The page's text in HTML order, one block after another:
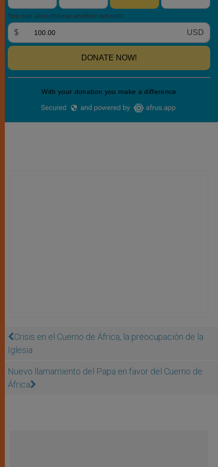
Crisis en el Cuerno de África, la preocupación de la
Iglesia
Nuevo llamamiento del Papa en favor del Cuerno de
África